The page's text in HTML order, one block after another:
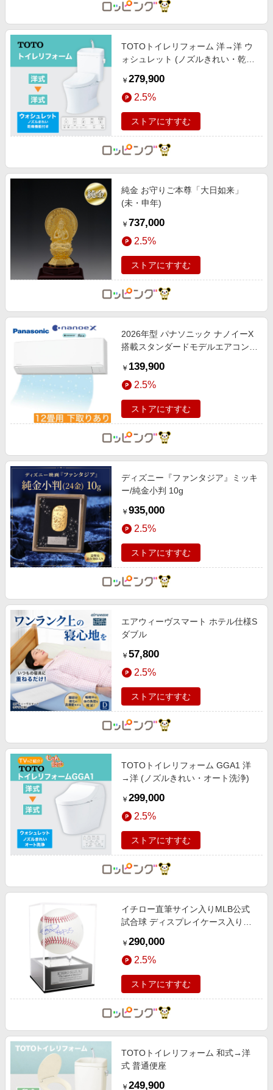
TOTOトイレリフォーム 洋→洋 ウ
ォシュレット (ノズルきれい・乾燥
￥ 279,900
2.5%
ストアにすすむ
純金 お守りご本尊「大日如来」
(未・申年)
￥ 737,000
2.5%
ストアにすすむ
2026年型 パナソニック ナノイーX
搭載スタンダードモデルエアコン
12畳用 下取りあり
￥ 139,900
2.5%
ストアにすすむ
ディズニー『ファンタジア』ミッキ
ー/純金小判 10g
￥ 935,000
2.5%
ストアにすすむ
エアウィーヴスマート ホテル仕様S
ダブル
￥ 57,800
2.5%
ストアにすすむ
TOTOトイレリフォーム GGA1 洋
→洋 (ノズルきれい・オート洗浄)
￥ 299,000
2.5%
ストアにすすむ
イチロー直筆サイン入りMLB公式
試合球 ディスプレイケース入り
￥ 290,000
2.5%
ストアにすすむ
TOTOトイレリフォーム 和式→洋
式 普通便座
￥ 249,900